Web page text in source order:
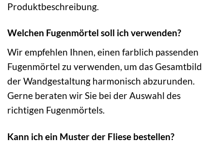
Produktbeschreibung.
Welchen Fugenmörtel soll ich verwenden?
Wir empfehlen Ihnen, einen farblich passenden
Fugenmörtel zu verwenden, um das Gesamtbild
der Wandgestaltung harmonisch abzurunden.
Gerne beraten wir Sie bei der Auswahl des
richtigen Fugenmörtels.
Kann ich ein Muster der Fliese bestellen?